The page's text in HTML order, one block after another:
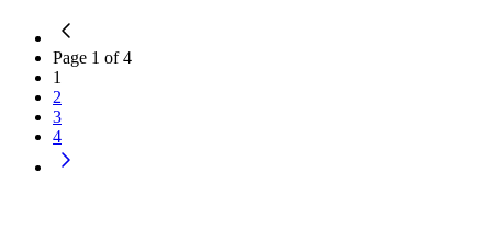
Page 1 of4
1
2
3
4